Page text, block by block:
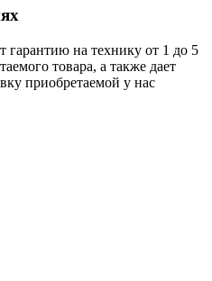
на технику от 1 до 5
товара, а также дает
приобретаемой у нас